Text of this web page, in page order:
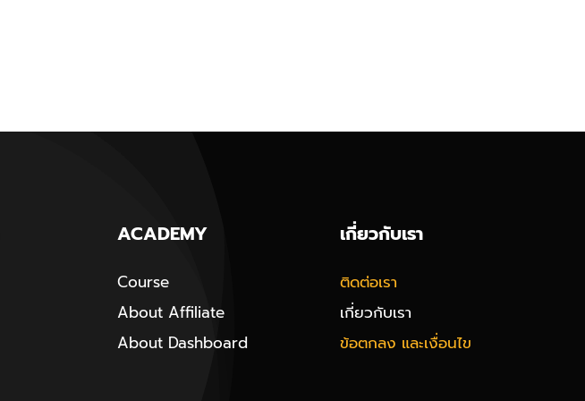
ACADEMY
Course
About Affiliate
About Dashboard
เกี่ยวกับเรา
ติดต่อเรา
เกี่ยวกับเรา
ข้อตกลง และเงื่อนไข